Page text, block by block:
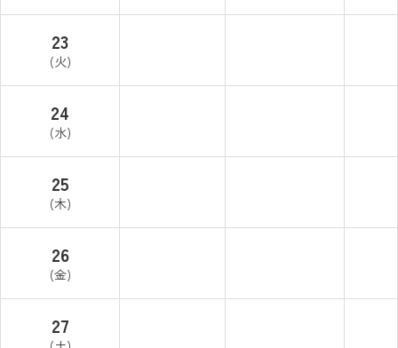
23
(火)
24
(水)
25
(木)
26
(金)
27